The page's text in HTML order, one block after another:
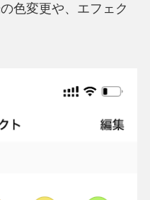
色変更や、エフェク